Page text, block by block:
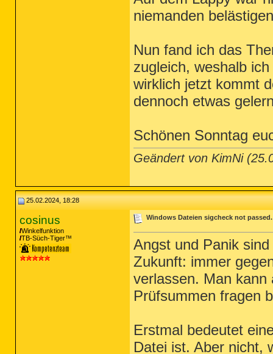
niemanden
Nun fand ich das
zugleich, weshalb
wirklich jetzt kommt
dennoch etwas
Schönen Sonntag
Geändert von KimNi
25.02.2024, 18:28
cosinus
Winkelfunktion
TB-Süch-Tiger™
Windows Dateien sigcheck not
Angst und Panik
Zukunft: immer
verlassen. Man kann
Prüfsummen fragen
Erstmal bedeutet
Datei ist. Aber nicht,